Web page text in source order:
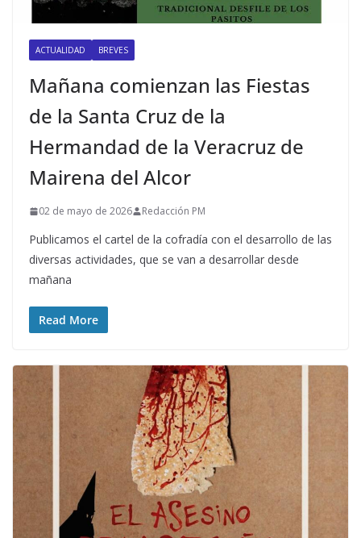
ACTUALIDAD BREVES
Mañana comienzan las Fiestas
de la Santa Cruz de la
Hermandad de la Veracruz de
Mairena del Alcor
02 de mayo de 2026 Redacción PM
Publicamos el cartel de la cofradía con el desarrollo de las
diversas actividades, que se van a desarrollar desde
mañana
Read More